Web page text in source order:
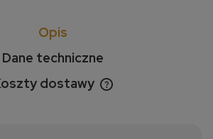
Opis
Dane techniczne
dostawy
kosztów płatności